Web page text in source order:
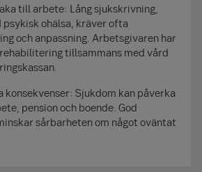
till arbete: Lång sjukskrivning,
ohälsa, kräver ofta
och anpassning. Arbetsgivaren har
tillsammans med vård
konsekvenser: Sjukdom kan påverka
pension och boende. God
sårbarheten om något oväntat